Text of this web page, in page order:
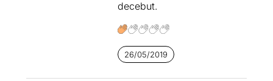
decebut.
26/05/2019